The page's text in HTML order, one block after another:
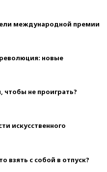
международной премии
новые
чтобы не проиграть?
искусственного
взять с собой в отпуск?